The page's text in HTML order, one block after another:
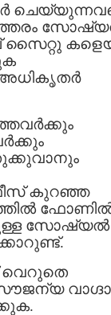
സൈറ്റു
അധികൃതര്‍
കുറഞ്ഞ
സോഷ്യൽ
വെറുതെ